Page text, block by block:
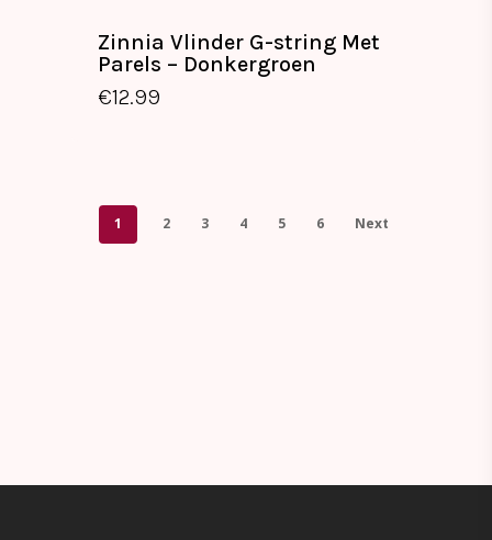
Zinnia Vlinder G-string Met
Parels – Donkergroen
€12.99
€12.99
1 2 3 4 5 6 Next